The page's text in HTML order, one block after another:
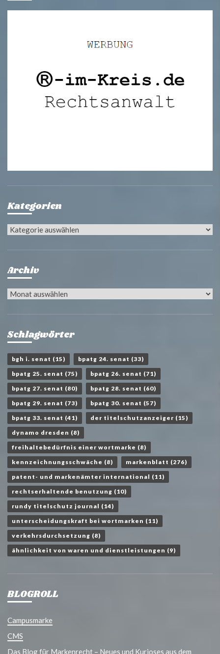
Kategorien
Kategorien
Archiv
Archiv
Schlagwörter
bgh i. senat (15) bpatg 24. senat (33)
bpatg 25. senat (75) bpatg 26. senat (71)
bpatg 27. senat (80) bpatg 28. senat (60)
bpatg 29. senat (73) bpatg 30. senat (57)
bpatg 33. senat (41) der titelschutzanzeiger (15)
dynamo dresden (8)
freihaltebedürfnis einer wortmarke (8)
kennzeichnungsschwäche (8) markenblatt (276)
patent- und markenämter international (11)
rechtserhaltende benutzung (10)
rundy titelschutz journal (14)
unterscheidungskraft bei wortmarken (11)
verkehrsdurchsetzung (8)
ähnlichkeit von waren und dienstleistungen (9)
BLOGROLL
Campusmarke
CMS
Das Blog für Markenrecht – Neues und Kurioses aus dem